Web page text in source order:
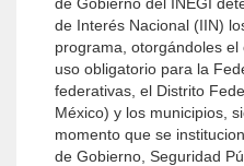
de Interés Nacional (IIN)
programa, otorgándoles
uso obligatorio para la
federativas, el Distrito
México) y los municipios,
momento que se
de Gobierno, Seguridad